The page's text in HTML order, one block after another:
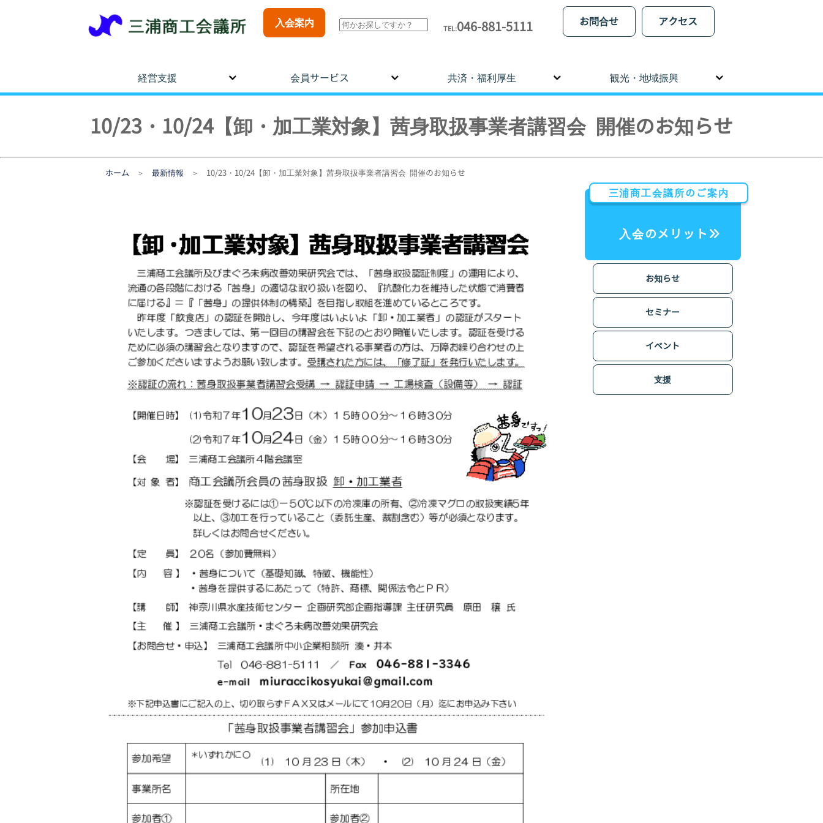
入会案内 TEL:046-881-5111 お問合せ アクセス
経営支援 会員サービス 共済・福利厚生 観光・地域振興
10/23・10/24【卸・加工業対象】茜身取扱事業者講習会 開催のお知らせ
ホーム ＞ 最新情報 ＞ 10/23・10/24【卸・加工業対象】茜身取扱事業者講習会 開催のお知らせ
三浦商工会議所のご案内
入会のメリット
お知らせ
セミナー
イベント
支援